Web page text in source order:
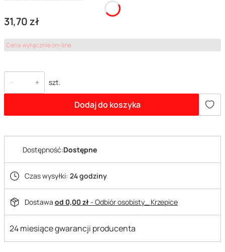
Cena
31,70 zł
Cena wyłącznie on-line
szt.
Dodaj do koszyka
Dostępność:Dostępne
Czas wysyłki: 24 godziny
Dostawa od 0,00 zł- Odbiór osobisty_ Krzepice
24 miesiące gwarancji producenta